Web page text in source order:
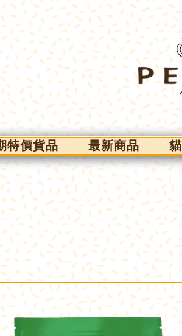
特價貨品 最新商品